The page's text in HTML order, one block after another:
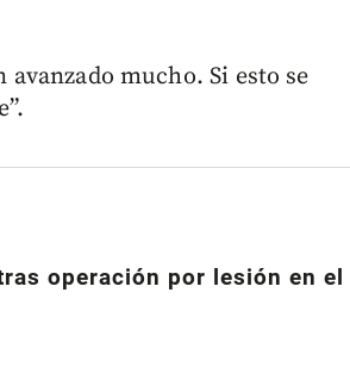
mucho. Si esto se
operación por lesión en el